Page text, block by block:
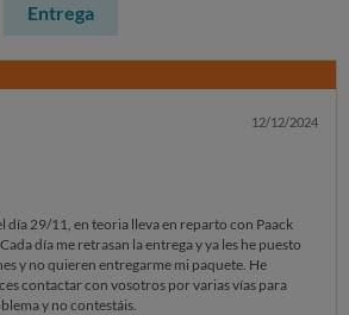
Entrega
12/12/2024
día 29/11, en teoria lleva en reparto con Paack
día me retrasan la entrega y ya les he puesto
y no quieren entregarme mi paquete. He
contactar con vosotros por varias vías para
y no contestáis.